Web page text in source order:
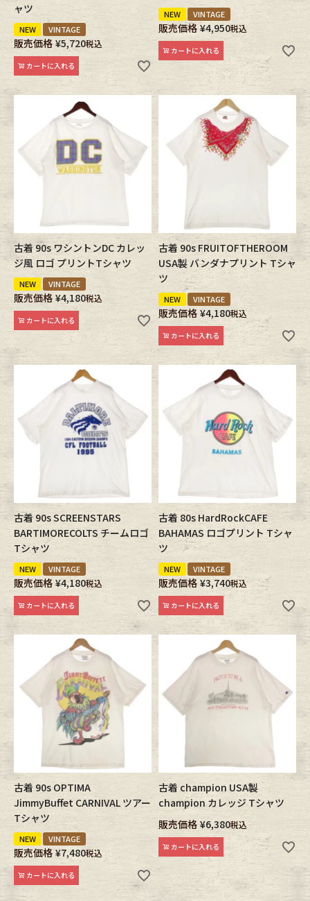
ャツ
NEW VINTAGE
販売価格 ¥5,720税込
カートに入れる
NEW VINTAGE
販売価格 ¥4,950税込
カートに入れる
古着 90s ワシントンDC カレッ
ジ風 ロゴ プリントTシャツ
NEW VINTAGE
販売価格 ¥4,180税込
カートに入れる
古着 90s FRUITOFTHEROOM
USA製 バンダナプリント Tシャ
ツ
NEW VINTAGE
販売価格 ¥4,180税込
カートに入れる
古着 90s SCREENSTARS
BARTIMORECOLTS チームロゴ
Tシャツ
NEW VINTAGE
販売価格 ¥4,180税込
カートに入れる
古着 80s HardRockCAFE
BAHAMAS ロゴプリント Tシャ
ツ
NEW VINTAGE
販売価格 ¥3,740税込
カートに入れる
古着 90s OPTIMA
JimmyBuffet CARNIVAL ツアー
Tシャツ
NEW VINTAGE
販売価格 ¥7,480税込
カートに入れる
古着 champion USA製
champion カレッジ Tシャツ
販売価格 ¥6,380税込
カートに入れる